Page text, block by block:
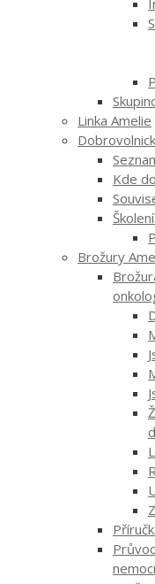
Linka Amelie
Kde
Brožury